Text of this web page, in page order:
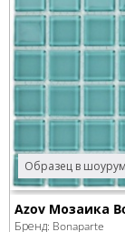
Образец в
Azov Мозаика
Бренд: Bonaparte